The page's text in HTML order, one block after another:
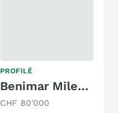
PROFILÉ
Benimar Mileo 297
CHF 80'000